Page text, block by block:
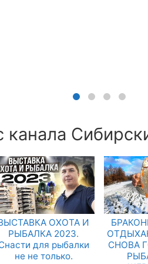
канала
ОХОТА И
РЫБАЛКА 2023.
для рыбалки
не не только.
СНОВА